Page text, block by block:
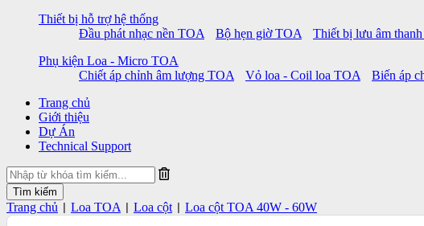
Thiết bị hỗ trợ hệ thống
Đầu phát nhạc nền TOA
Bộ hẹn giờ TOA Thiết bị lưu âm
Phụ kiện Loa - Micro TOA
Chiết áp chỉnh âm lượng TOA
Vỏ loa - Coil loa TOA Biến áp
Trang chủ
Giới thiệu
Dự Án
Technical Support
Trang chủ Loa TOA Loa cột Loa cột TOA 40W - 60W